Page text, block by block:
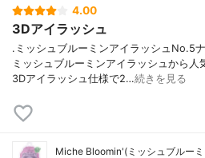
4.00
3Dアイラッシュ
.ミッシュブルーミンアイラッシュNo.5
ミッシュブルーミンアイラッシュから
3Dアイラッシュ仕様で2…続きを見る
Miche Bloomin'(ミッシュブルー